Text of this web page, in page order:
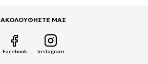
ΑΚΟΛΟΥΘΗΣΤΕ ΜΑΣ
Facebook Instagram